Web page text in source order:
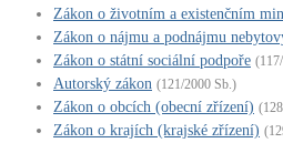
Zákon o životním a existenčním
Zákon o nájmu a podnájmu
Zákon o státní sociální podpoře
Autorský zákon (121/2000 Sb.)
Zákon o obcích (obecní zřízení)
Zákon o krajích (krajské zřízení)